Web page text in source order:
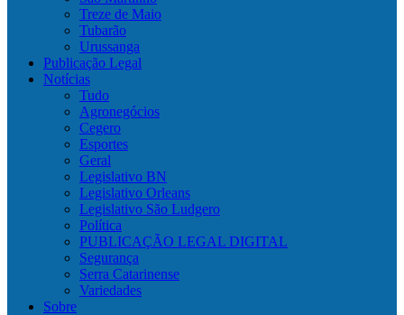
Treze de Maio
Tubarão
Urussanga
Publicação Legal
Notícias
Tudo
Agronegócios
Cegero
Esportes
Geral
Legislativo BN
Legislativo Orleans
Legislativo São Ludgero
Política
PUBLICAÇÃO LEGAL DIGITAL
Segurança
Serra Catarinense
Variedades
Sobre